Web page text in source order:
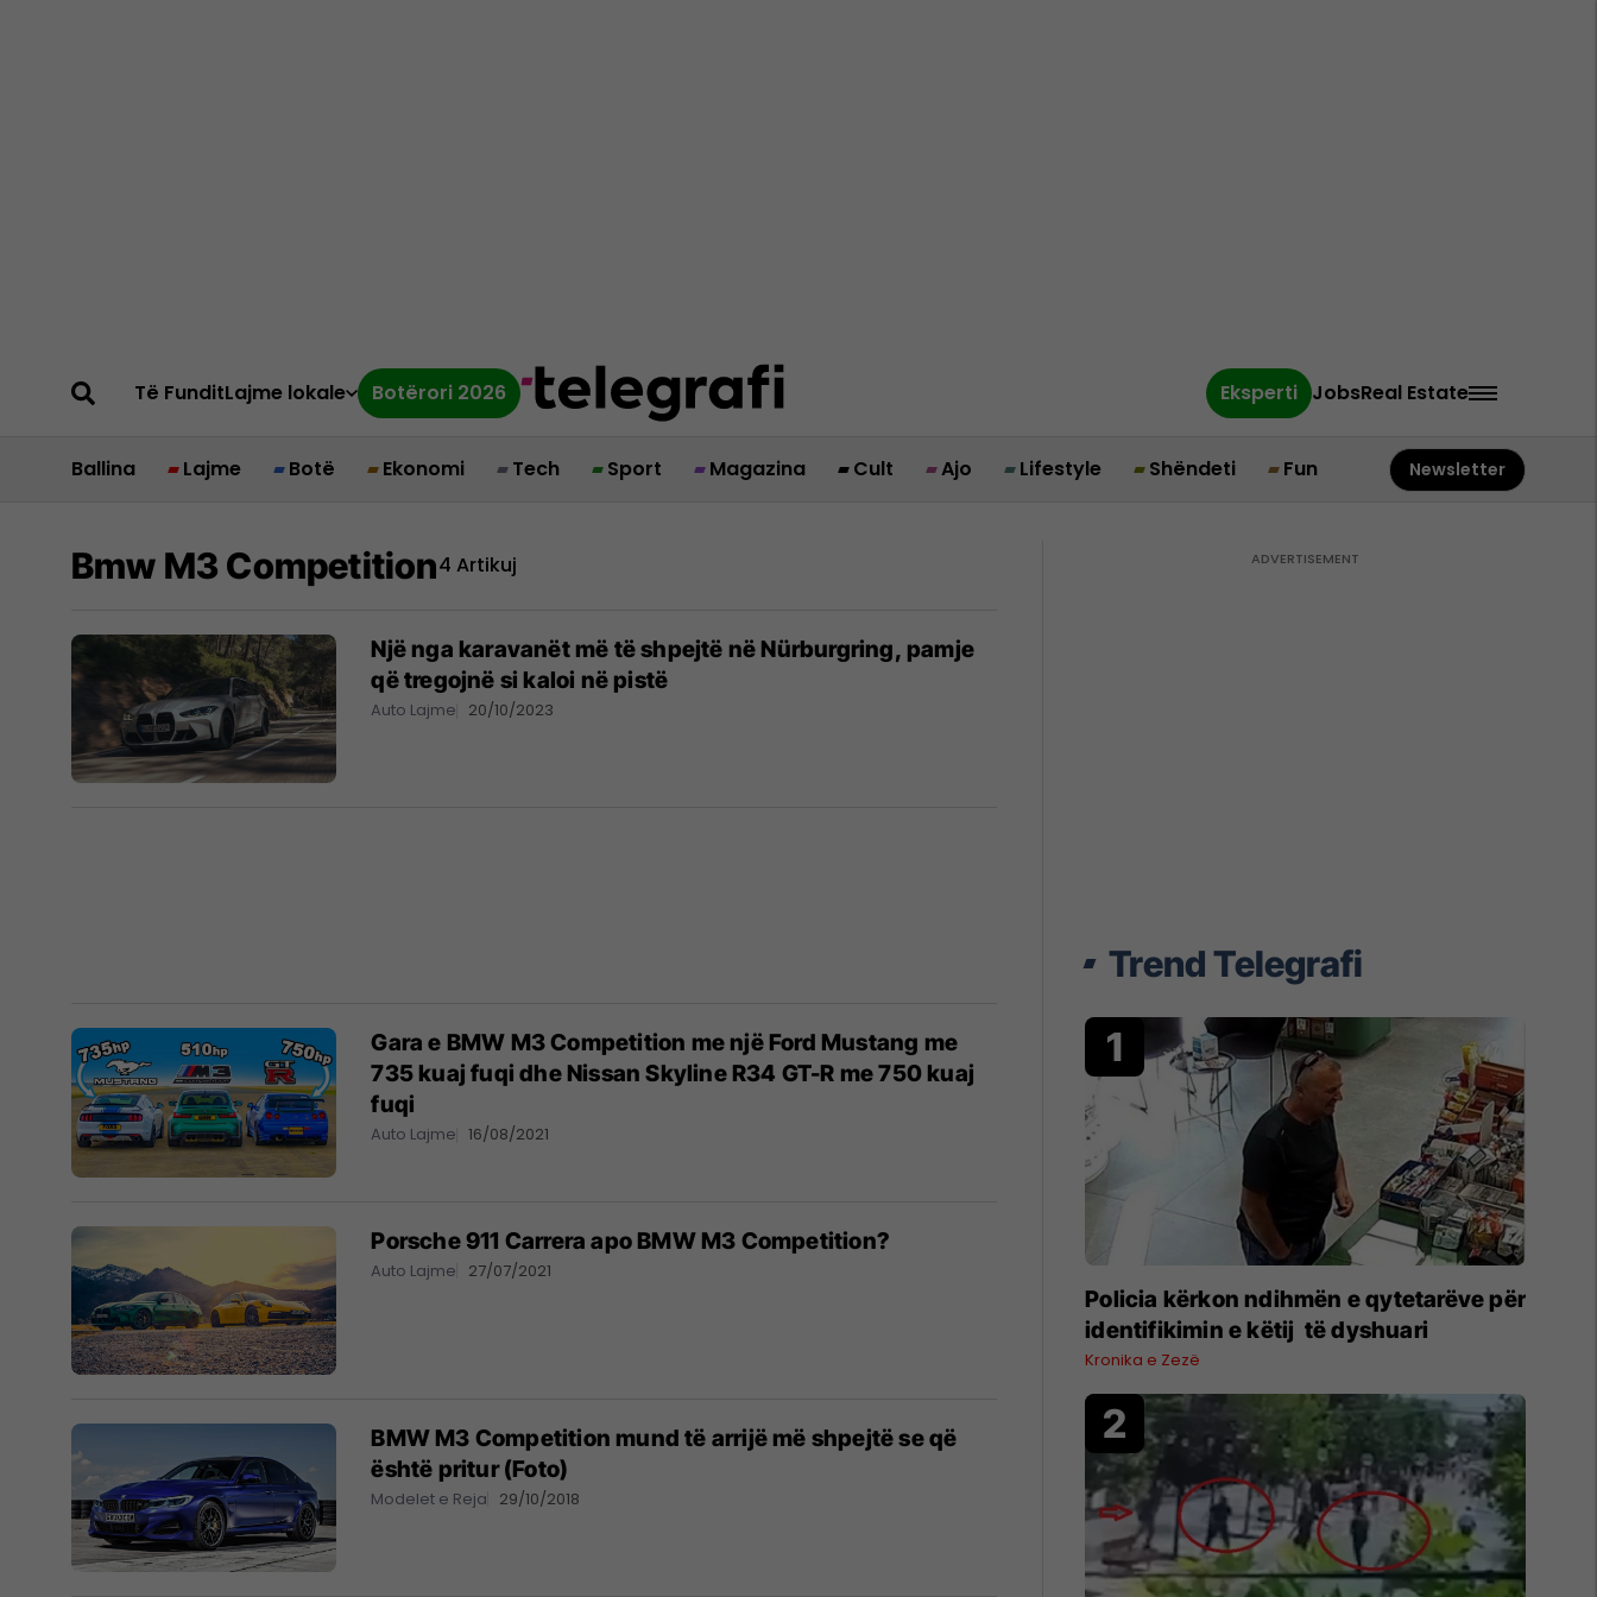
Të FunditLajme lokale Botërori 2026 Eksperti JobsReal Estate
Ballina Lajme Botë Ekonomi Tech Sport Magazina Cult Ajo Lifestyle Shëndeti Fun Newsletter
Bmw M3 Competition4 Artikuj
Një nga karavanët më të shpejtë në Nürburgring, pamje
që tregojnë si kaloi në pistë
Auto Lajme 20/10/2023
Gara e BMW M3 Competition me një Ford Mustang me
735 kuaj fuqi dhe Nissan Skyline R34 GT-R me 750 kuaj
fuqi
Auto Lajme 16/08/2021
Porsche 911 Carrera apo BMW M3 Competition?
Auto Lajme 27/07/2021
BMW M3 Competition mund të arrijë më shpejtë se që
është pritur (Foto)
Modelet e Reja 29/10/2018
Trend Telegrafi
Policia kërkon ndihmën e qytetarëve për
identifikimin e këtij të dyshuari
Kronika e Zezë